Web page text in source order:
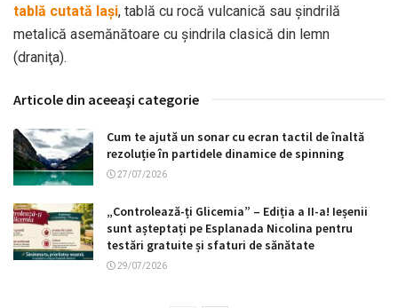
tablă cutată Iaşi, tablă cu rocă vulcanică sau şindrilă
metalică asemănătoare cu şindrila clasică din lemn
(draniţa).
Articole din aceeaşi categorie
Cum te ajută un sonar cu ecran tactil de înaltă
rezoluție în partidele dinamice de spinning
27/07/2026
„Controlează-ți Glicemia” – Ediția a II-a! Ieșenii
sunt așteptați pe Esplanada Nicolina pentru
testări gratuite și sfaturi de sănătate
29/07/2026